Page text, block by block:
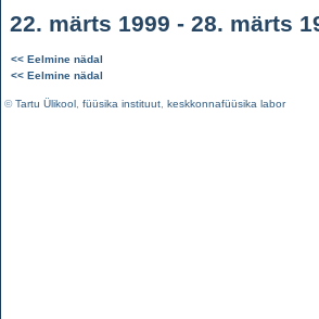
22. märts 1999 - 28. märts
<< Eelmine nädal
<< Eelmine nädal
©Tartu Ülikool füüsika instituut keskkonnafüüsika labor